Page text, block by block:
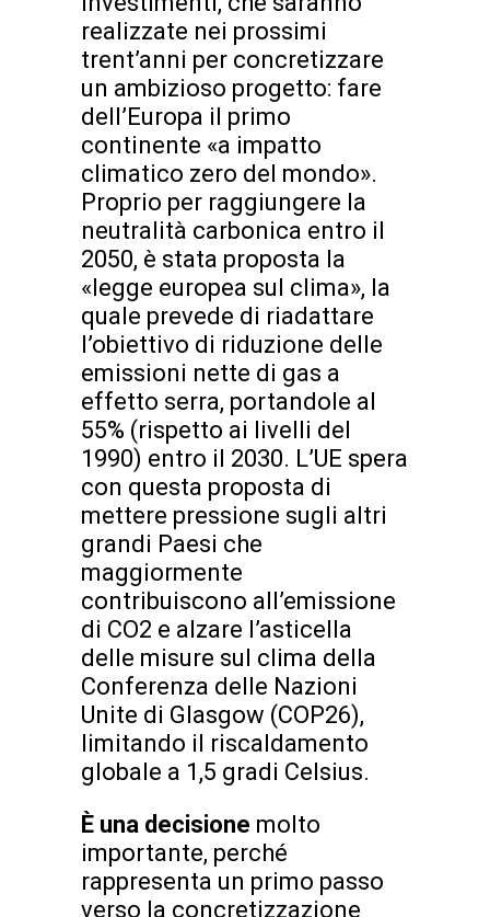
realizzate nei prossimi
trent’anni per concretizzare
un ambizioso progetto: fare
dell’Europa il primo
continente «a impatto
climatico zero del mondo».
Proprio per raggiungere la
neutralità carbonica entro il
2050, è stata proposta la
«legge europea sul clima», la
quale prevede di riadattare
l’obiettivo di riduzione delle
emissioni nette di gas a
effetto serra, portandole al
55% (rispetto ai livelli del
1990) entro il 2030. L’UE spera
con questa proposta di
mettere pressione sugli altri
grandi Paesi che
maggiormente
contribuiscono all’emissione
di CO2 e alzare l’asticella
delle misure sul clima della
Conferenza delle Nazioni
Unite di Glasgow (COP26),
limitando il riscaldamento
globale a 1,5 gradi Celsius.
È una decisione molto
importante, perché
rappresenta un primo passo
verso la concretizzazione